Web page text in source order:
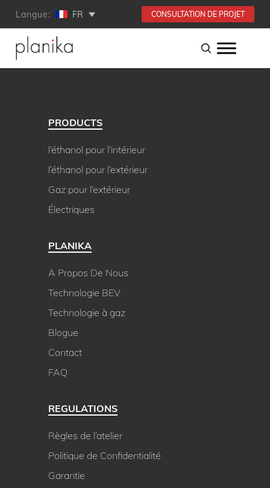
Langue: FR CONSULTATION DE PROJET
PRODUCTS
l’éthanol pour l’intérieur
l’éthanol pour l’extérieur
Gaz pour l’extérieur
Électriques
PLANIKA
A Propos De Nous
Technologie BEV
Technologie à gaz
Blogue
Contact
FAQ
REGULATIONS
Règles de l’atelier
Politique de Confidentialité
Garantie